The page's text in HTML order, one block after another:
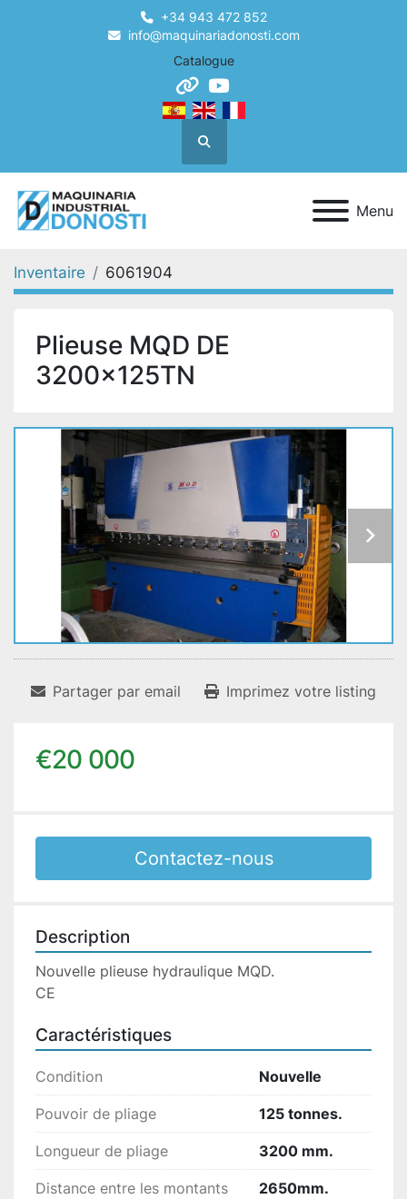
+34 943 472 852
info@maquinariadonosti.com
Catalogue
otheryoutube
Recherche
Menu
Inventaire 6061904
Plieuse MQD DE
3200x125TN
Partager par email Imprimez votre listing
€20 000
Contactez-nous
Description
Nouvelle plieuse hydraulique MQD.
CE
Caractéristiques
Condition Nouvelle
Pouvoir de pliage 125 tonnes.
Longueur de pliage 3200 mm.
Distance entre les montants 2650mm.